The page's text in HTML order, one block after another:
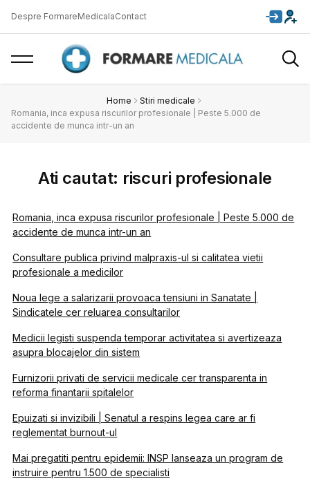
Despre FormareMedicalaContact
Home
Stiri medicale
Romania, inca expusa riscurilor profesionale | Peste 5.000 de
accidente de munca intr-un an
Ati cautat: riscuri profesionale
Romania, inca expusa riscurilor profesionale | Peste 5.000 de
accidente de munca intr-un an
Consultare publica privind malpraxis-ul si calitatea vietii
profesionale a medicilor
Noua lege a salarizarii provoaca tensiuni in Sanatate |
Sindicatele cer reluarea consultarilor
Medicii legisti suspenda temporar activitatea si avertizeaza
asupra blocajelor din sistem
Furnizorii privati de servicii medicale cer transparenta in
reforma finantarii spitalelor
Epuizati si invizibili | Senatul a respins legea care ar fi
reglementat burnout-ul
Mai pregatiti pentru epidemii: INSP lanseaza un program de
instruire pentru 1.500 de specialisti